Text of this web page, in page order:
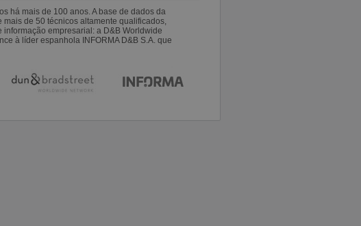
há mais de 100 anos. A base de dados da
mais de 50 técnicos altamente qualificados,
empresarial: a D&B Worldwide
à líder espanhola INFORMA D&B S.A. que